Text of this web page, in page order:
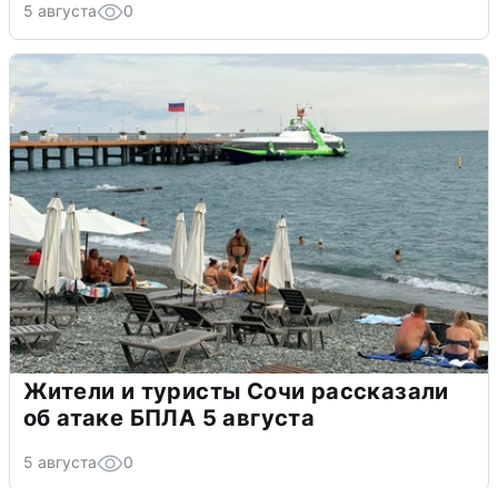
5 августа 0
Жители и туристы Сочи рассказали
об атаке БПЛА 5 августа
5 августа 0